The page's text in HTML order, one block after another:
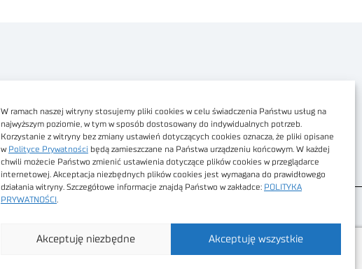
W ramach naszej witryny stosujemy pliki cookies w celu świadczenia Państwu usług na
najwyższym poziomie, w tym w sposób dostosowany do indywidualnych potrzeb.
Korzystanie z witryny bez zmiany ustawień dotyczących cookies oznacza, że pliki opisane
w Polityce Prywatności będą zamieszczane na Państwa urządzeniu końcowym. W każdej
chwili możecie Państwo zmienić ustawienia dotyczące plików cookies w przeglądarce
internetowej. Akceptacja niezbędnych plików cookies jest wymagana do prawidłowego
działania witryny. Szczegółowe informacje znajdą Państwo w zakładce: POLITYKA
PRYWATNOŚCI
Akceptuję wszystkie
Akceptuję niezbędne
Dostępność cyfrowa
Regulamin Portalu
Regulamin sklepu